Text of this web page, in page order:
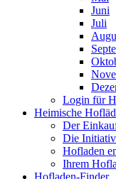
Juni
Juli
Login für
Heimische
Der
Die
Hofladen
Ihrem
Hofladen-Finder